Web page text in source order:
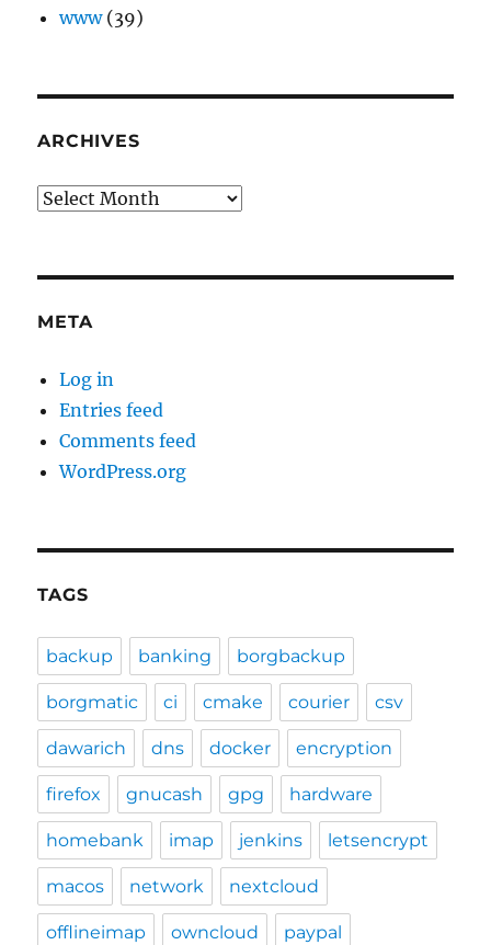
www(39)
ARCHIVES
Archives
META
Log in
Entries feed
Comments feed
WordPress.org
TAGS
backup banking borgbackup
borgmatic ci cmake courier csv
dawarich dns docker encryption
firefox gnucash gpg hardware
homebank imap jenkins letsencrypt
macos network nextcloud
offlineimap owncloud paypal